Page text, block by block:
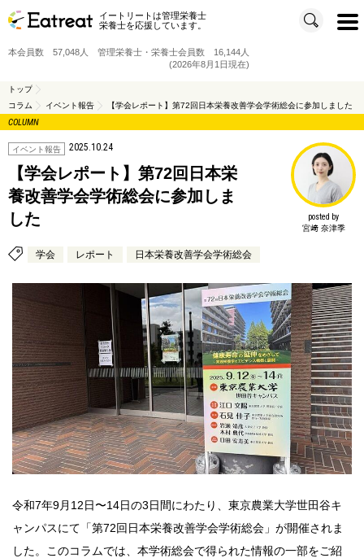
イートリートは管理栄養士
栄養士を応援しています。
t
o
g
a
i
n
本会員数 57,048人 管理栄養士・栄養士会員数 16,144人
(2026年8月1日現在)
トップ
コラム
イベント報告 【学会レポート】第72回日本栄養改善学会学術総会に参加しました
COLUMN
イベント報告 2025.10.24
【学会レポート】第72回日本栄
養改善学会学術総会に参加しま
した
posted by
宮﨑 奈津季
学会 レポート 日本栄養改善学会学術総会
令和7年9月12日〜14日の3日間にわたり、東京農業大学世田谷キ
ャンパスにて「第72回日本栄養改善学会学術総会」が開催されま
した。このコラムでは、本学術総会で得られた情報の一部をご紹